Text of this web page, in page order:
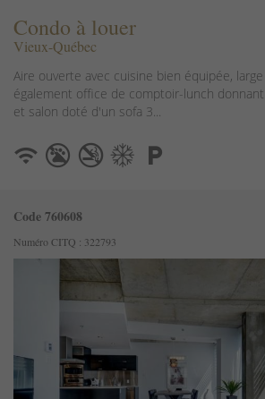
Condo à louer
Vieux-Québec
Aire ouverte avec cuisine bien équipée,
également office de comptoir-lunch
et salon doté d'un sofa 3...
Code 760608
Numéro CITQ : 322793